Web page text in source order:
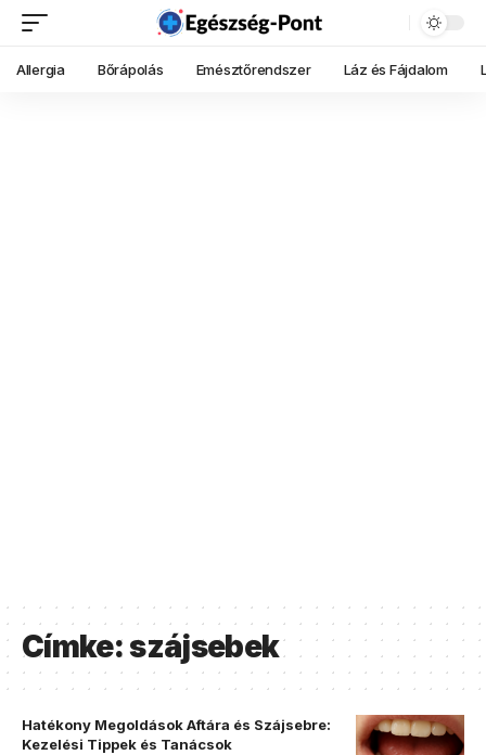
Allergia Bőrápolás Emésztőrendszer Láz és Fájdalom
Címke:szájsebek
Hatékony Megoldások Aftára és Szájsebre:
Kezelési Tippek és Tanácsok